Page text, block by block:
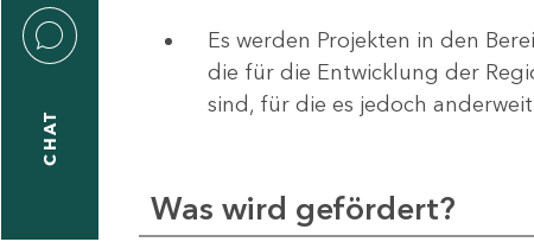
CHAT
Es werden Projekten in den
die für die Entwicklung der
sind, für die es jedoch
Was wird gefördert?